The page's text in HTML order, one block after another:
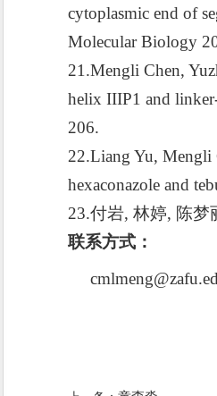
cytoplasmic end of
Molecular Biology
21.Mengli Chen,
helix IIIP1 and
206.
22.Liang Yu, Mengli
hexaconazole and
23.付岩, 林婷, 陈梦
联系方式：